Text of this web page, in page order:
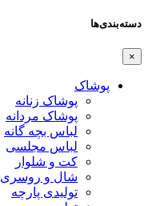
دسته‌بندی‌ها
×
پوشاک
پوشاک زنانه
پوشاک مردانه
لباس بچه گانه
لباس مجلسی
کت و شلوار
شال و روسری
تولیدی پارچه